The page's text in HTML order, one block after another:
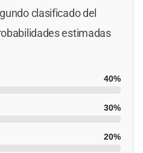
clasificado del
estimadas
40%
30%
20%